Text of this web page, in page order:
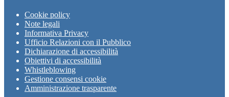
Cookie policy
Note legali
Informativa Privacy
Ufficio Relazioni con il Pubblico
Dichiarazione di accessibilità
Obiettivi di accessibilità
Whistleblowing
Gestione consensi cookie
Amministrazione trasparente